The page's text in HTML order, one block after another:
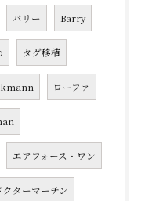
バリー Barry
タグ移植
ローファ
エアフォース・ワン
クターマーチン